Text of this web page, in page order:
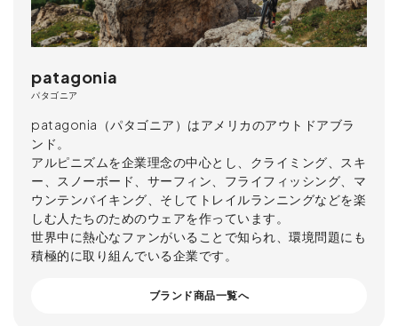
patagonia
パタゴニア
patagonia（パタゴニア）はアメリカのアウトドアブラ
ンド。
アルピニズムを企業理念の中心とし、クライミング、スキ
ー、スノーボード、サーフィン、フライフィッシング、マ
ウンテンバイキング、そしてトレイルランニングなどを楽
しむ人たちのためのウェアを作っています。
世界中に熱心なファンがいることで知られ、環境問題にも
積極的に取り組んでいる企業です。
ブランド商品一覧へ